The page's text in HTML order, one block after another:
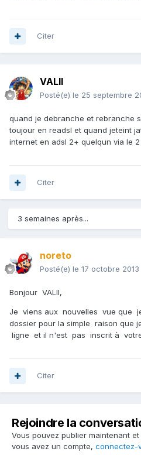
Citer
VALII
Posté(e) le 25 septembre
quand je debranche et rebranche
toujour en readsl et quand jeteint
internet en adsl 2+ quelqun via le
Citer
3 semaines après...
noreto
Posté(e) le 17 octobre 2013
Bonjour VALII,
Je viens aux nouvelles vue que
dossier pour la simple raison que
ligne et il n'est pas inscrit à
Citer
Rejoindre la
Vous pouvez publier maintenant
vous avez un compte, connectez-